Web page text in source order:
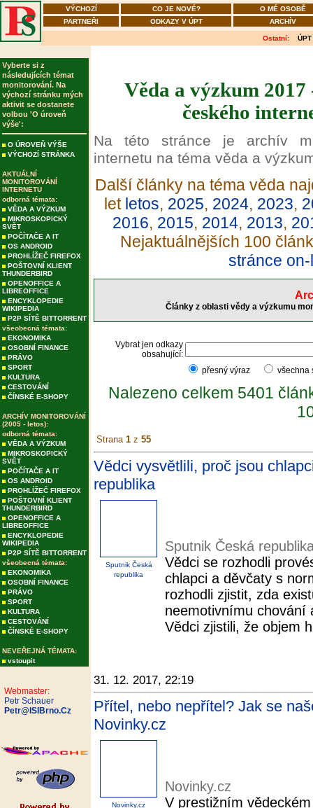
VÝCHOZÍ CO JE NOVÉ?
O MÉ OSOBĚ
PARTNEŘI
ODKAZY V ÚPT ARCHÍV
Ostatní: ÚPT
Vyberte si z
následujících témat
monitorování. Na
výchozí stránku mých
aktivit se dostanete
volbou 'O úroveň
výše':
O ÚROVEŇ VÝŠE
VÝCHOZÍ STRÁNKA
AKTUÁLNÍ
MONITOROVÁNÍ
INTERNETU
odborná témata:
VĚDA A VÝZKUM
MIKROSKOPICKÝ
SVĚT
POČÍTAČE A IT
OS ANDROID
PROHLÍŽEČ FIREFOX
POŠTOVNÍ KLIENT
THUNDERBIRD
OPENOFFICE A
LIBREOFFICE
ENCYKLOPEDIE
WIKIPEDIA
P2P SÍTĚ BITTORRENT
všeobecná témata:
EKONOMIKA
OSOBNÍ FINANCE
PRÁVO
SPORT
KULTURA
CESTOVÁNÍ
ČÍNSKÉ E-SHOPY
ARCHÍV MONITOROVÁNÍ
(2005 - letos):
odborná témata:
VĚDA A VÝZKUM
MIKROSKOPICKÝ
SVĚT
POČÍTAČE A IT
OS ANDROID
PROHLÍŽEČ FIREFOX
POŠTOVNÍ KLIENT
THUNDERBIRD
OPENOFFICE A
LIBREOFFICE
ENCYKLOPEDIE
WIKIPEDIA
P2P SÍTĚ BITTORRENT
všeobecná témata:
EKONOMIKA
OSOBNÍ FINANCE
PRÁVO
SPORT
KULTURA
CESTOVÁNÍ
ČÍNSKÉ E-SHOPY
NEVEŘEJNÁ TÉMATA:
vstoupit
Webmaster:
Petr Schauer
Petr@ISIBrno.Cz
Věda a výzkum
českého
Na této stránce je archív
internetu na téma věda a
Další články na téma věda
let letos, 2025, 2024, 2023,
2016, 2015, 2014, 2013,
Nejaktuálnějších 100
stránce
Články z oblasti vědy a výzkumu
Vybrat jen odkazy
obsahující:
přesný výraz
Nalezeno celkem 5401
Strana 1 z 55
Vědci vysvětlili, proč jsou
republika
Sputnik Česká
republika
Sputnik Česká
Vědci se rozhodli
chlapci a děvčaty s
rozhodli zjistit, zda
neemotivnímu chování
Vědci zjistili, že objem
31. 12. 2017, 22:19
Přítel, nebo nepřítel? Jak se
Novinky.cz
Novinky.cz
Novinky.cz
V prestižním